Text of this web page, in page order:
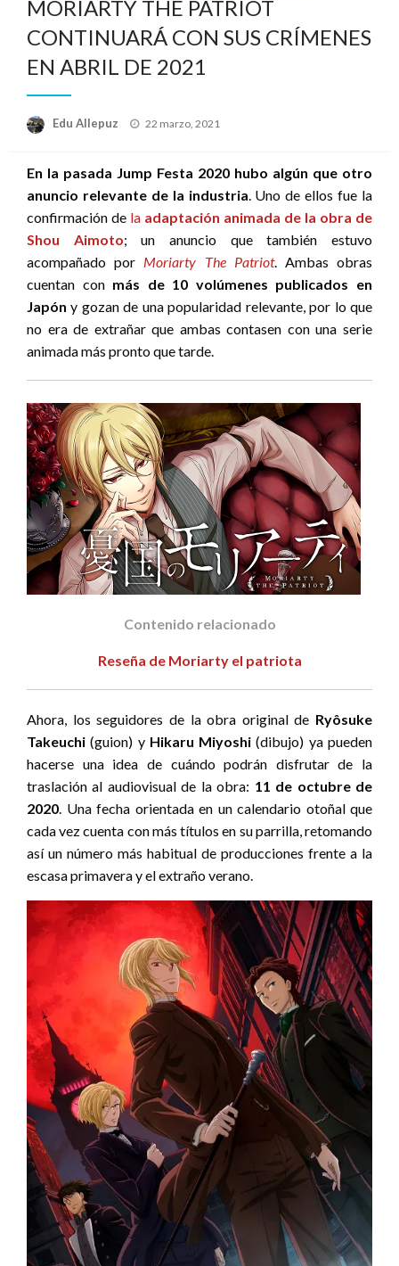
MORIARTY THE PATRIOT
CONTINUARÁ CON SUS CRÍMENES
EN ABRIL DE 2021
Edu Allepuz
Publicado
22 marzo, 2021
En la pasada Jump Festa 2020 hubo algún que otro
anuncio relevante de la industria. Uno de ellos fue la
confirmación de la adaptación animada de la obra de
Shou Aimoto; un anuncio que también estuvo
acompañado por Moriarty The Patriot. Ambas obras
cuentan con más de 10 volúmenes publicados en
Japón y gozan de una popularidad relevante, por lo que
no era de extrañar que ambas contasen con una serie
animada más pronto que tarde.
Contenido relacionado
Reseña de Moriarty el patriota
Ahora, los seguidores de la obra original de Ryôsuke
Takeuchi(guion) yHikaru Miyoshi(dibujo) ya pueden
hacerse una idea de cuándo podrán disfrutar de la
traslación al audiovisual de la obra: 11 de octubre de
2020. Una fecha orientada en un calendario otoñal que
cada vez cuenta con más títulos en su parrilla, retomando
así un número más habitual de producciones frente a la
escasa primavera y el extraño verano.